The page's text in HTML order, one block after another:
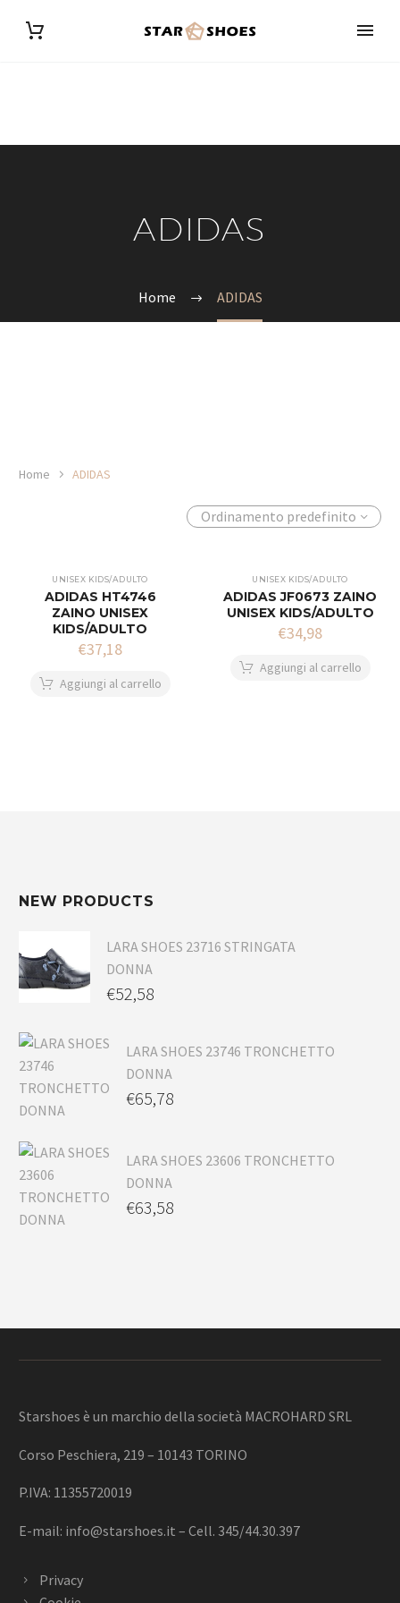
ADIDAS
Home ADIDAS
Home ADIDAS
Ordinamento predefinito
UNISEX KIDS/ADULTO
ADIDAS HT4746
ZAINO UNISEX
KIDS/ADULTO
€37,18
Aggiungi al carrello
UNISEX KIDS/ADULTO
ADIDAS JF0673 ZAINO
UNISEX KIDS/ADULTO
€34,98
Aggiungi al carrello
NEW PRODUCTS
LARA SHOES 23716 STRINGATA
DONNA
€52,58
LARA SHOES 23746 TRONCHETTO
DONNA
€65,78
LARA SHOES 23606 TRONCHETTO
DONNA
€63,58
Starshoes è un marchio della società MACROHARD SRL
Corso Peschiera, 219 – 10143 TORINO
P.IVA: 11355720019
E-mail: info@starshoes.it – Cell. 345/44.30.397
Privacy